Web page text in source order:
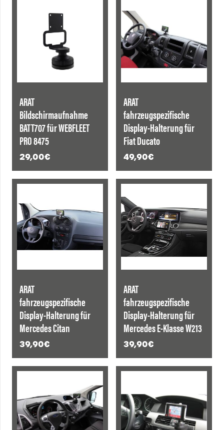
ARAT
Bildschirmaufnahme
BATT707 für WEBFLEET
PRO 8475
29,00€
ARAT
fahrzeugspezifische
Display-Halterung für
Fiat Ducato
49,90€
ARAT
fahrzeugspezifische
Display-Halterung für
Mercedes Citan
39,90€
ARAT
fahrzeugspezifische
Display-Halterung für
Mercedes E-Klasse W213
39,90€